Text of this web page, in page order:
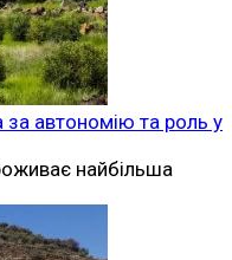
за автономію та роль у
найбільша